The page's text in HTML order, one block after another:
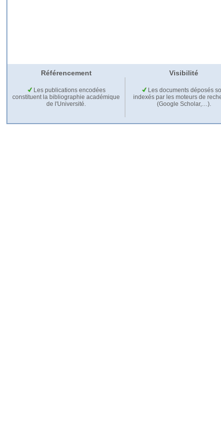
Référencement Visibilité
Les publications encodées
constituent la bibliographie académique
de l'Université.
Les documents déposés
indexés par les moteurs de
(Google Scholar,…).